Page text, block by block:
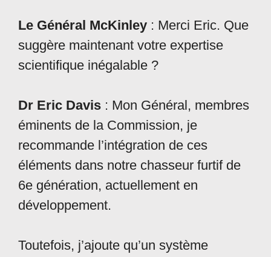
Le Général McKinley : Merci Eric. Que
suggère maintenant votre expertise
scientifique inégalable ?
Dr Eric Davis : Mon Général, membres
éminents de la Commission, je
recommande l’intégration de ces
éléments dans notre chasseur furtif de
6e génération, actuellement en
développement.
Toutefois, j’ajoute qu’un système